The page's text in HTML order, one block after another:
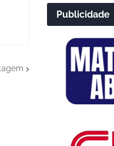
Publicidade